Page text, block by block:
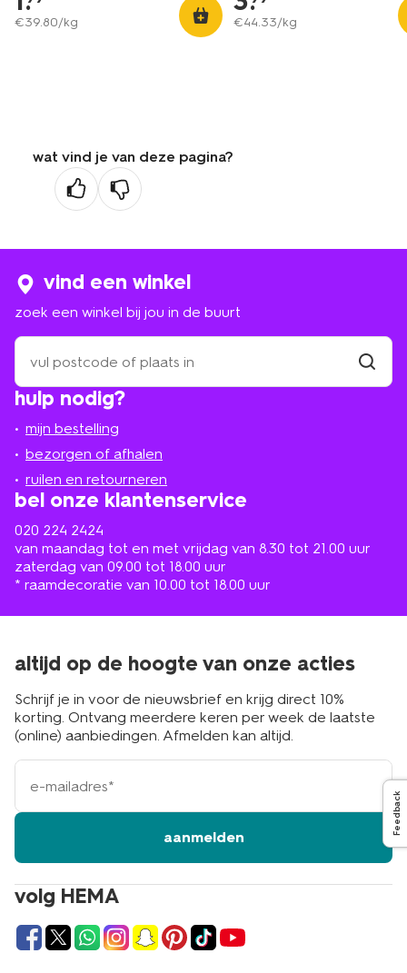
€39.80/kg €44.33/kg
wat vind je van deze pagina?
hulp nodig?
mijn bestelling
bezorgen of afhalen
ruilen en retourneren
bel onze klantenservice
020 224 2424
van maandag tot en met vrijdag van 8.30 tot 21.00 uur
zaterdag van 09.00 tot 18.00 uur
* raamdecoratie van 10.00 tot 18.00 uur
vind een winkel
zoek een winkel bij jou in de buurt
zoek
een
winkel
bij
in
de
buurt
volg HEMA
altijd op de hoogte van onze acties
Schrijf je in voor de nieuwsbrief en krijg direct 10%
korting. Ontvang meerdere keren per week de laatste
(online) aanbiedingen. Afmelden kan altijd.
e-
mailadres
aanmelden
Feedback